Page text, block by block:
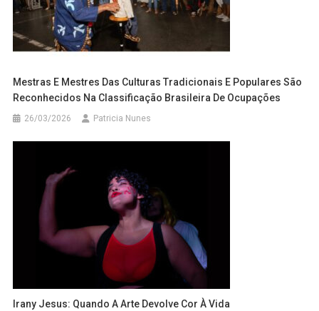
Mestras E Mestres Das Culturas Tradicionais E Populares São
Reconhecidos Na Classificação Brasileira De Ocupações
26/03/2026 Patricia Nunes
Irany Jesus: Quando A Arte Devolve Cor À Vida